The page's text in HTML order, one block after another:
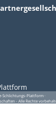
Schlichtungs-Plattform·
- Alle Rechte